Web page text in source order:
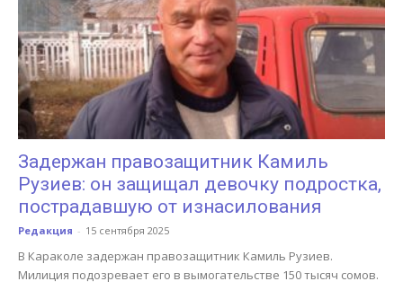
Задержан правозащитник Камиль
Рузиев: он защищал девочку подростка,
пострадавшую от изнасилования
Редакция - 15 сентября 2025
В Караколе задержан правозащитник Камиль Рузиев.
Милиция подозревает его в вымогательстве 150 тысяч сомов.